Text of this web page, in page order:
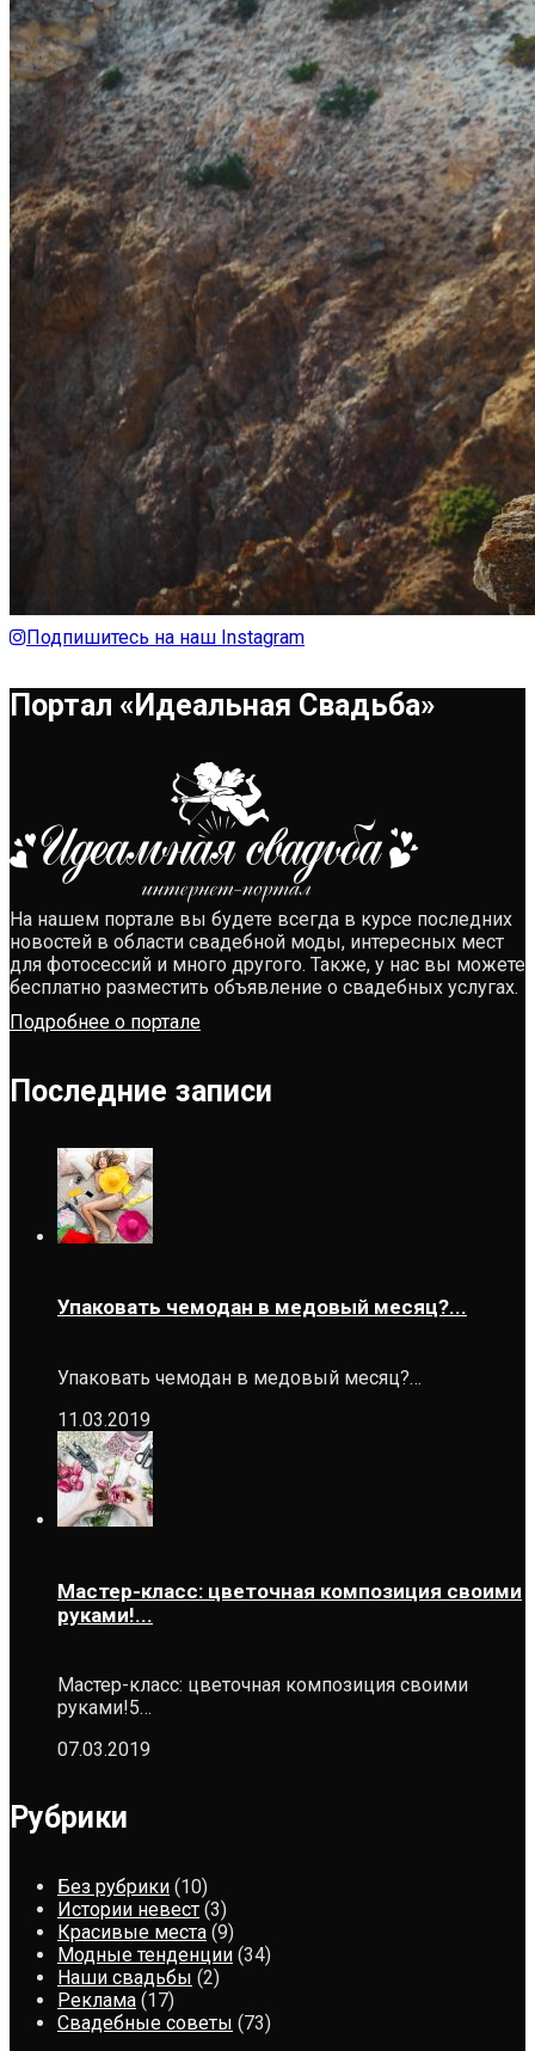
Подпишитесь на наш Instagram
Портал «Идеальная Свадьба»
На нашем портале вы будете всегда в курсе последних
новостей в области свадебной моды, интересных мест
для фотосессий и много другого. Также, у нас вы можете
бесплатно разместить объявление о свадебных услугах.
Подробнее о портале
Последние записи
Упаковать чемодан в медовый месяц?...
Упаковать чемодан в медовый месяц?…
11.03.2019
Мастер-класс: цветочная композиция своими
руками!...
Мастер-класс: цветочная композиция своими
руками!5…
07.03.2019
Рубрики
Без рубрики (10)
Истории невест (3)
Красивые места (9)
Модные тенденции (34)
Наши свадьбы (2)
Реклама (17)
Свадебные советы (73)